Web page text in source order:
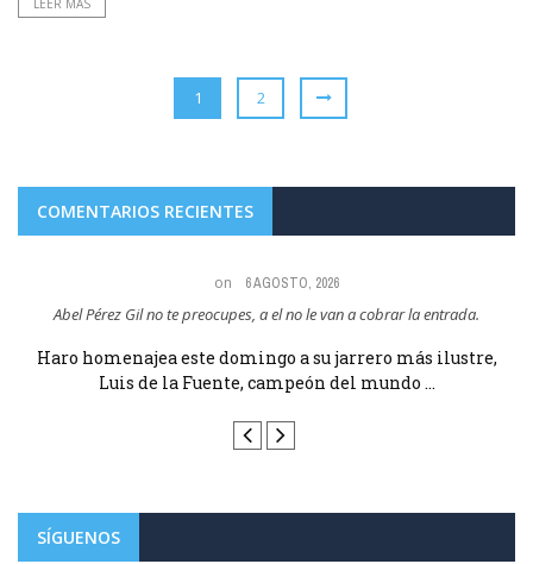
LEER MÁS
1 2
COMENTARIOS RECIENTES
on 6 AGOSTO, 2026
Maria Angeles Lugel Y que pasa porque le aplaudiera? VIVA RUBIALES Y
Haro homenajea este domingo a su jarrero más ilustre,
SÍGUENOS